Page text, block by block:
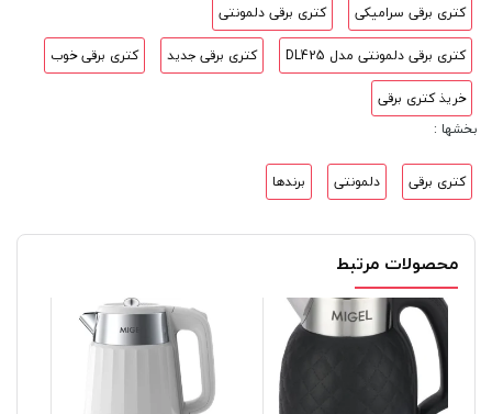
کتری برقی سرامیکی
کتری برقی دلمونتی
کتری برقی دلمونتی مدل DL425
کتری برقی جدید
کتری برقی خوب
خریذ کتری برقی
بخشها :
کتری برقی دلمونتی برندها
محصولات مرتبط